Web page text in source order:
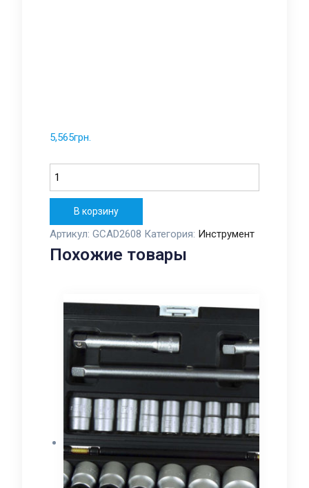
5,565грн.
Количество
В корзину
Артикул: GCAD2608 Категория: Инструмент
Похожие товары